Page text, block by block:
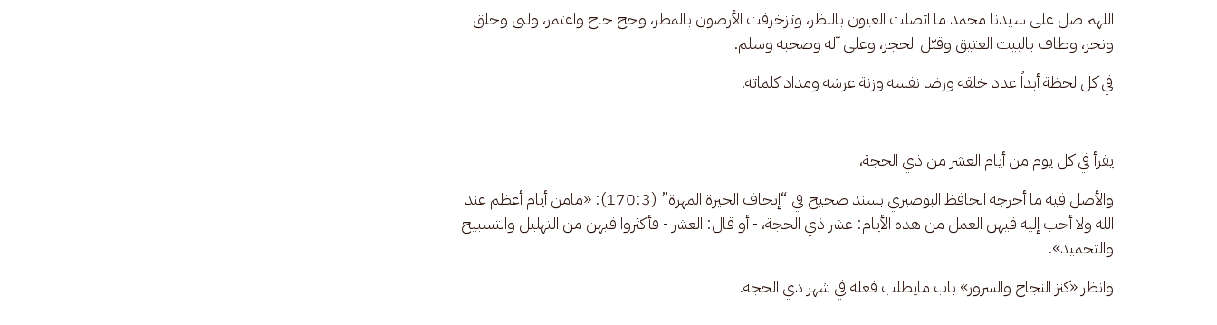
اللهم صل على سيدنا محمد ما اتصلت العيون بالنظر، وتزخرفت الأرضون بالمطر، وحج حاج واعتمر، ولبى وحلق
ونحر، وطاف بالبيت العتيق وقبّل الحجر، وعلى آله وصحبه وسلم.
في كل لحظة أبداً عدد خلقه ورضا نفسه وزنة عرشه ومداد كلماته.
يقرأ في كل يوم من أيام العشر من ذي الحجة،
والأصل فيه ما أخرجه الحافظ البوصيري بسند صحيح في “إتحاف الخيرة المهرة” (170:3): «مامن أيام أعظم عند
الله ولا أحب إليه فيهن العمل من هذه الأيام: عشر ذي الحجة، - أو قال: العشر - فأكثروا فيهن من التهليل والتسبيح
والتحميد».
وانظر «كنز النجاح والسرور» باب مايطلب فعله في شهر ذي الحجة.